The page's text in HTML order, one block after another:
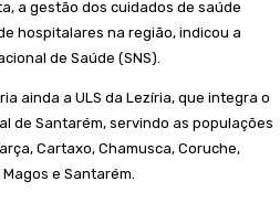
a gestão dos cuidados de saúde
hospitalares na região, indicou a
de Saúde (SNS).
ainda a ULS da Lezíria, que integra o
de Santarém, servindo as populações
Cartaxo, Chamusca, Coruche,
e Santarém.